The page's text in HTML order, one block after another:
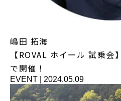
嶋田 拓海
【ROVAL ホイール 試乗
で開催！
EVENT 2024.05.09